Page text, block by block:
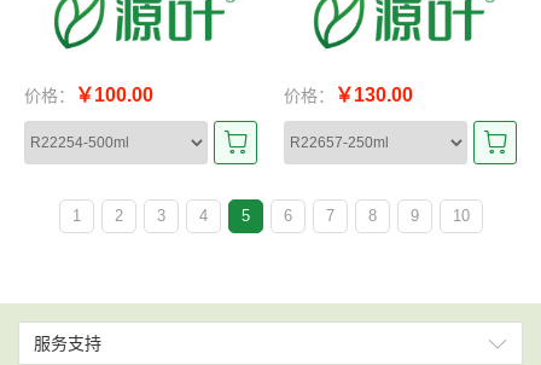
价格： ￥100.00 价格： ￥130.00
1 2 3 4 5 6 7 8 9 10
服务支持